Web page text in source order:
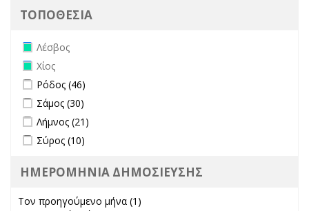
ΤΟΠΟΘΕΣΙΑ
Remove Λέσβος filter
Λέσβος
Remove Χίος filter
Χίος
Apply Ρόδος filter
Ρόδος (46)
Apply Σάμος filter
Σάμος (30)
Apply Λήμνος filter
Λήμνος (21)
Apply Σύρος filter
Σύρος (10)
ΗΜΕΡΟΜΗΝΙΑ ΔΗΜΟΣΙΕΥΣΗΣ
Τον προηγούμενο μήνα (1)